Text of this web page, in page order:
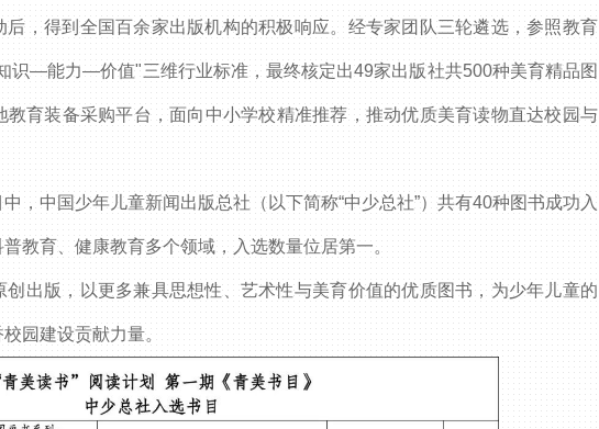
，得到全国百余家出版机构的积极响应。经专家团队三轮遴选，参照教育
识—能力—价值"三维行业标准，最终核定出49家出版社共500种美育精品图
育装备采购平台，面向中小学校精准推荐，推动优质美育读物直达校园与
，中国少年儿童新闻出版总社（以下简称“中少总社”）共有40种图书成功入
教育、健康教育多个领域，入选数量位居第一。
创出版，以更多兼具思想性、艺术性与美育价值的优质图书，为少年儿童的
园建设贡献力量。